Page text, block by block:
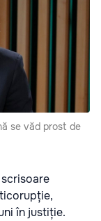
se văd prost de
în justiție.